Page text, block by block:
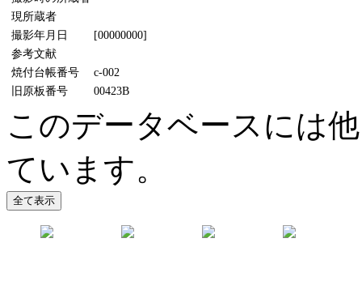
現所蔵者
撮影年月日
[00000000]
参考文献
焼付台帳番号
c-002
旧原板番号
00423B
このデータベースには
ています。